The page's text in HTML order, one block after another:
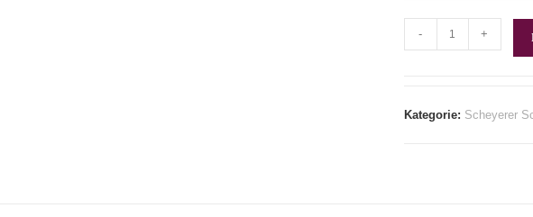
- +
Kategorie: Scheyerer